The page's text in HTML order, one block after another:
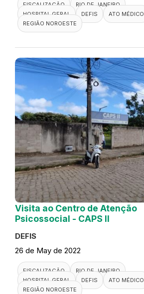
FISCALIZAÇÃO
RIO DE JANEIRO
HOSPITAL GERAL
DEFIS
ATO MÉDICO
REGIÃO NOROESTE
Visita ao Centro de Atenção
Psicossocial - CAPS II
DEFIS
26 de May de 2022
FISCALIZAÇÃO
RIO DE JANEIRO
HOSPITAL GERAL
DEFIS
ATO MÉDICO
REGIÃO NOROESTE